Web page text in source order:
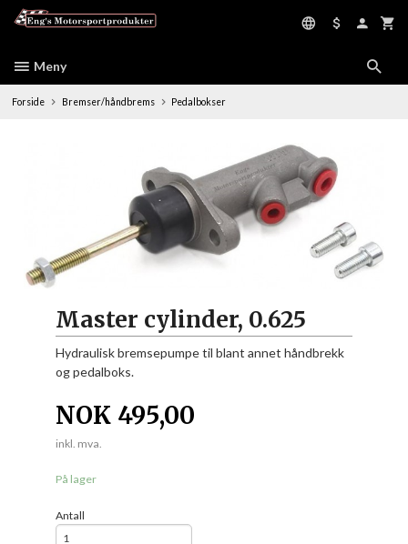
Meny
Forside Bremser/håndbrems Pedalbokser
Master cylinder, 0.625
Hydraulisk bremsepumpe til blant annet håndbrekk
og pedalboks.
NOK 495,00
inkl. mva.
På lager
Antall